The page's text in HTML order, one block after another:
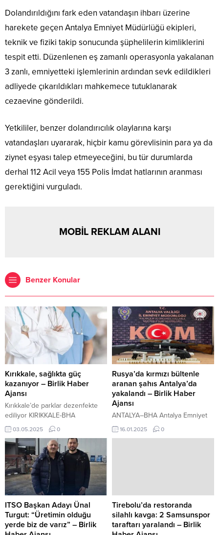
Dolandırıldığını fark eden vatandaşın ihbarı üzerine
harekete geçen Antalya Emniyet Müdürlüğü ekipleri,
teknik ve fiziki takip sonucunda şüphelilerin kimliklerini
tespit etti. Düzenlenen eş zamanlı operasyonla yakalanan
3 zanlı, emniyetteki işlemlerinin ardından sevk edildikleri
adliyede çıkarıldıkları mahkemece tutuklanarak
cezaevine gönderildi.
Yetkililer, benzer dolandırıcılık olaylarına karşı
vatandaşları uyararak, hiçbir kamu görevlisinin para ya da
ziynet eşyası talep etmeyeceğini, bu tür durumlarda
derhal 112 Acil veya 155 Polis İmdat hatlarının aranması
gerektiğini vurguladı.
MOBİL REKLAM ALANI
Benzer Konular
Kırıkkale, sağlıkta güç
kazanıyor – Birlik Haber
Ajansı
Kırıkkale’de parklar dezenfekte
ediliyor KIRIKKALE-BHA
Kırıkkale’de sağlık hizmetlerinin
daha etkin ve kaliteli sunulması
amacıyla 4 uzman hekim ve 1
pratisyen hekim olmak üzere
toplam 5 yeni doktorun ataması
gerçekleştirildi. Atamalarla birlikte
Kırıkkale’de sağlık kadrosu güç
kazandı. AK Parti Kırıkkale
Milletvekili Mustafa Kaplan
tarafından yapılan açıklamada,
atanan uzman hekimlerin
branşlarının Acil...
03.05.2025 0
Rusya’da kırmızı bültenle
aranan şahıs Antalya’da
yakalandı – Birlik Haber
Ajansı
ANTALYA–BHA Antalya Emniyet
Müdürlüğü, son 1 haftada
kaçakçılık ve organize suçlarla
cezaevine teslim edildi. Antalya
Emniyet Müdürlüğü Kaçakçılık ve
Organize Suçlarla Mücadele Şube
Müdürlüğü tarafından il...
16.01.2025 0
ITSO Başkan Adayı Ünal
Turgut: “Üretimin olduğu
yerde biz de varız” – Birlik
Tirebolu’da restoranda
silahlı kavga: 2 Samsunspor
taraftarı yaralandı – Birlik